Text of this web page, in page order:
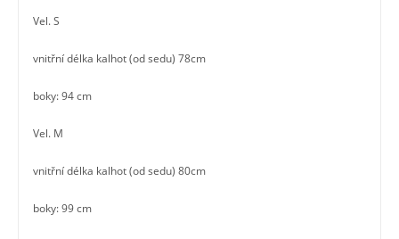
Vel. S
vnitřní délka kalhot (od sedu) 78cm
boky: 94 cm
Vel. M
vnitřní délka kalhot (od sedu) 80cm
boky: 99 cm